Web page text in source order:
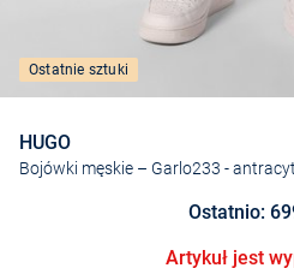
Ostatnie sztuki
HUGO
Bojówki męskie – Garlo233 -
Ostatnio:
Artykuł jest